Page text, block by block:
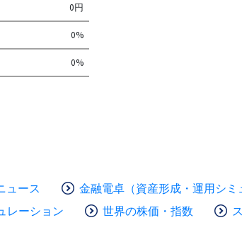
0円
0%
0%
ュース 金融電卓（資産形成・運用シミ
レーション 世界の株価・指数